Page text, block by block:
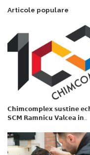
Articole populare
𝗖𝗵𝗶𝗺𝗰𝗼𝗺𝗽𝗹𝗲𝘅 𝘀𝘂𝘀𝘁𝗶𝗻𝗲
𝗦𝗖𝗠 𝗥𝗮𝗺𝗻𝗶𝗰𝘂 𝗩𝗮𝗹𝗰𝗲𝗮 𝗶𝗻
𝗳𝗶𝗻𝗮𝗻𝘁𝗮𝘁𝗼𝗿